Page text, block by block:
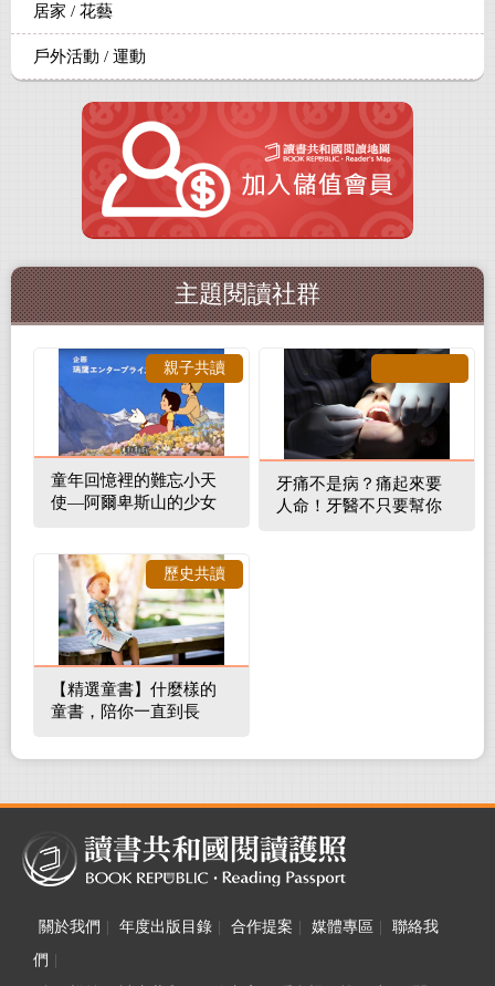
居家 / 花藝
戶外活動 / 運動
主題閱讀社群
童年回憶裡的難忘小天
使—阿爾卑斯山的少女
親子共讀
牙痛不是病？痛起來要
人命！牙醫不只要幫你
【精選童書】什麼樣的
童書，陪你一直到長
歷史共讀
關於我們 年度出版目錄 合作提案 媒體專區
聯絡我
們